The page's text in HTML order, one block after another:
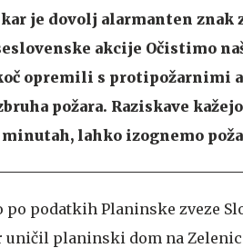
kar je dovolj alarmanten znak
akcije Očistimo
opremili s protipožarnimi
požara. Raziskave
lahko izognemo
po podatkih Planinske zveze
uničil planinski dom na